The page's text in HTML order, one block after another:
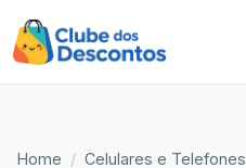
Home Celulares e Telefones